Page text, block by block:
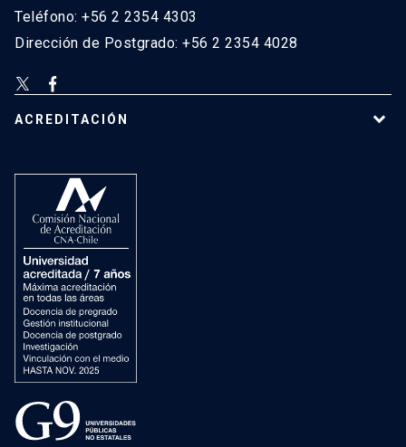
Teléfono: +56 2 2354 4303
Dirección de Postgrado: +56 2 2354 4028
ACREDITACIÓN